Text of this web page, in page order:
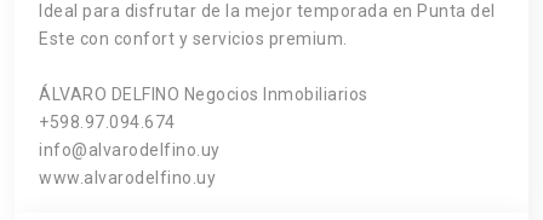
Ideal para disfrutar de la mejor temporada en Punta del
Este con confort y servicios premium.
ÁLVARO DELFINO Negocios Inmobiliarios
+598.97.094.674
info@alvarodelfino.uy
www.alvarodelfino.uy